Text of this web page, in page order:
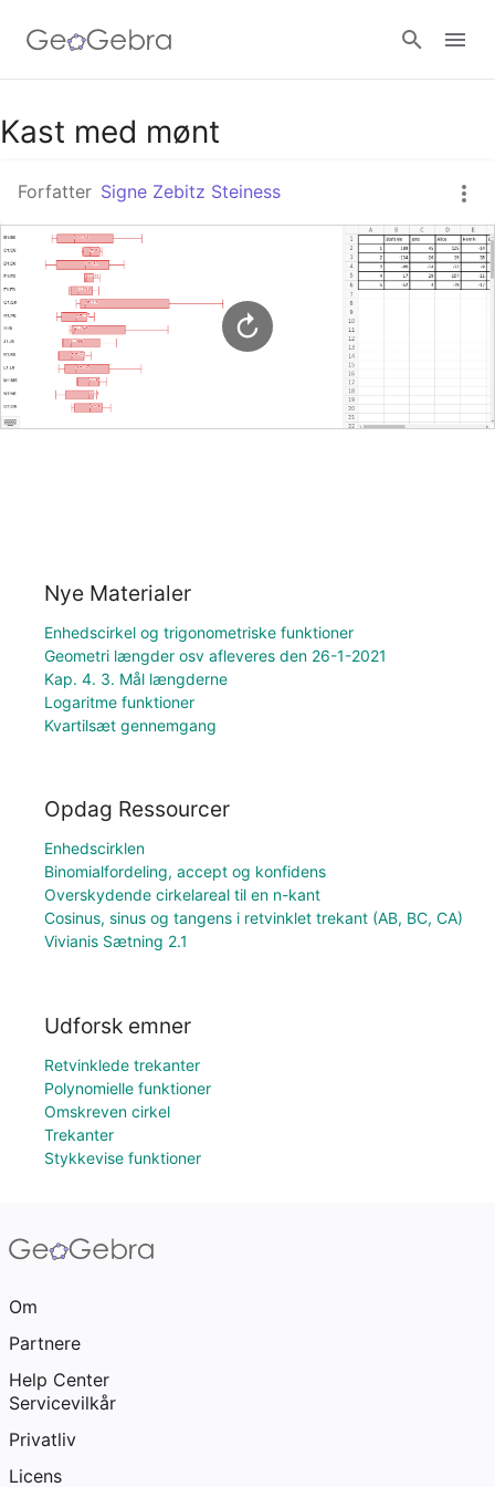
Google Classroom
GeoGebra Classroom
Kast med mønt
Forfatter Signe Zebitz Steiness
Nye Materialer
Enhedscirkel og trigonometriske funktioner
Geometri længder osv afleveres den 26-1-2021
Kap. 4. 3. Mål længderne
Logaritme funktioner
Kvartilsæt gennemgang
Opdag Ressourcer
Enhedscirklen
Binomialfordeling, accept og konfidens
Overskydende cirkelareal til en n-kant
Cosinus, sinus og tangens i retvinklet trekant (AB, BC, CA)
Vivianis Sætning 2.1
Udforsk emner
Retvinklede trekanter
Polynomielle funktioner
Omskreven cirkel
Trekanter
Stykkevise funktioner
Om
Partnere
Help Center
Servicevilkår
Privatliv
Licens